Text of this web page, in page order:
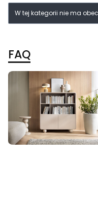
Lista produktów
W tej kategorii nie ma
FAQ